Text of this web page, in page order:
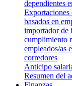
dependientes
Exportaciones
basados en
importador de
cumplimiento
empleados/as
corredores
Anticipo
Resumen del